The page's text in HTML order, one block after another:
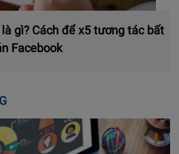
gì? Cách để x5 tương tác bất
Facebook